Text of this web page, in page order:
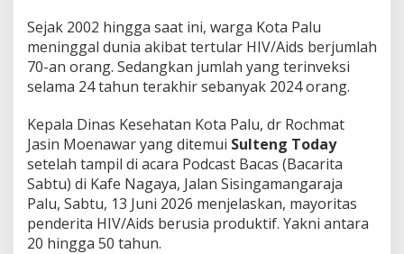
Sejak 2002 hingga saat ini, warga Kota Palu
meninggal dunia akibat tertular HIV/Aids berjumlah
70-an orang. Sedangkan jumlah yang terinveksi
selama 24 tahun terakhir sebanyak 2024 orang.
Kepala Dinas Kesehatan Kota Palu, dr Rochmat
Jasin Moenawar yang ditemui Sulteng Today
setelah tampil di acara Podcast Bacas (Bacarita
Sabtu) di Kafe Nagaya, Jalan Sisingamangaraja
Palu, Sabtu, 13 Juni 2026 menjelaskan, mayoritas
penderita HIV/Aids berusia produktif. Yakni antara
20 hingga 50 tahun.